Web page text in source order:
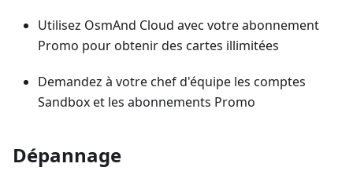
Utilisez OsmAnd Cloud avec votre abonnement
Promo pour obtenir des cartes illimitées
Demandez à votre chef d'équipe les comptes
Sandbox et les abonnements Promo
Dépannage